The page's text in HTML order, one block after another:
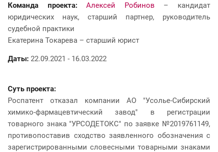
Команда проекта: Алексей Робинов – кандидат
юридических наук, старший партнер, руководитель
судебной практики
Екатерина Токарева – старший юрист
Даты: 22.09.2021 - 16.03.2022
Суть проекта:
Роспатент отказал компании АО "Усолье-Сибирский
химико-фармацевтический завод" в регистрации
товарного знака "УРСОДЕТОКС" по заявке №2019761149,
противопоставив сходство заявленного обозначения с
зарегистрированными словесными товарными знаками